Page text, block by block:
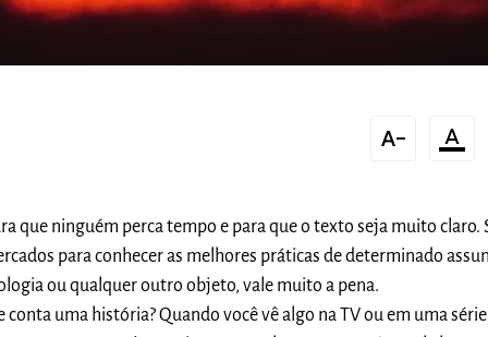
text_decrease format_color_text
que ninguém perca tempo e para que o texto seja muito claro.
para conhecer as melhores práticas de determinado
ou qualquer outro objeto, vale muito a pena.
uma história? Quando você vê algo na TV ou em uma